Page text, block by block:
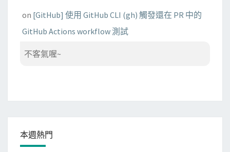
on [GitHub] 使用 GitHub CLI (gh) 觸發還在 PR 中的
GitHub Actions workflow 測試
不客氣喔~
本週熱門